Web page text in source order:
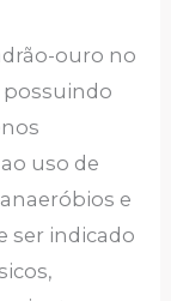
ouro no
uso de
e
ser indicado